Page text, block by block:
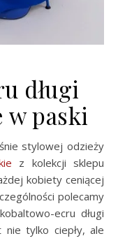
długi
w paski
z kolekcji sklepu
kobiety ceniącej
polecamy
ecru długi
tylko ciepły, ale